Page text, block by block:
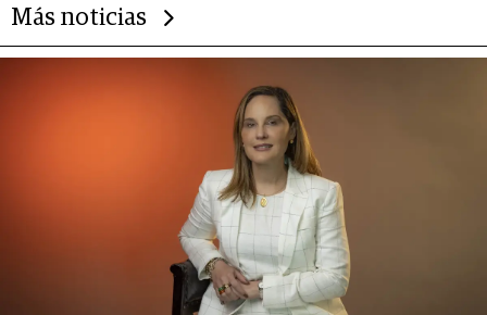
Más noticias